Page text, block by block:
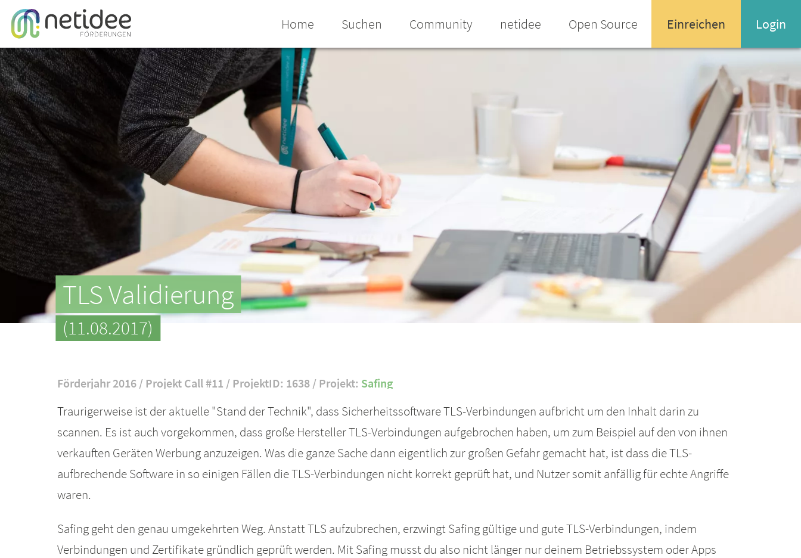
Home Suchen Community netidee Open Source Einreichen Login
Name oder Email-Adresse
Enter your username or email address
TLS Validierung
(11.08.2017)
Förderjahr 2016 / Projekt Call #11 / ProjektID: 1638 / Projekt: Safing
Traurigerweise ist der aktuelle "Stand der Technik", dass Sicherheitssoftware TLS-Verbindungen aufbricht um den Inhalt darin zu
scannen. Es ist auch vorgekommen, dass große Hersteller TLS-Verbindungen aufgebrochen haben, um zum Beispiel auf den von ihnen
verkauften Geräten Werbung anzuzeigen. Was die ganze Sache dann eigentlich zur großen Gefahr gemacht hat, ist dass die TLS-
aufbrechende Software in so einigen Fällen die TLS-Verbindungen nicht korrekt geprüft hat, und Nutzer somit anfällig für echte Angriffe
waren.
Safing geht den genau umgekehrten Weg. Anstatt TLS aufzubrechen, erzwingt Safing gültige und gute TLS-Verbindungen, indem
Verbindungen und Zertifikate gründlich geprüft werden. Mit Safing musst du also nicht länger nur deinem Betriebssystem oder Apps